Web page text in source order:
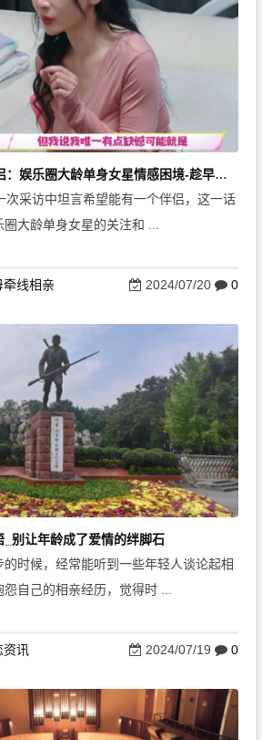
43岁柳岩坦诚渴望伴侣：娱乐圈大龄单身女星情感困境-趁早相亲觅良缘
次采访中坦言希望能有一个伴侣，这一话
大龄单身女星的关注和 ...
牵线相亲 2024/07/20 0
别让年龄成了爱情的绊脚石
时候，经常能听到一些年轻人谈论起相
自己的相亲经历，觉得时 ...
资讯 2024/07/19 0